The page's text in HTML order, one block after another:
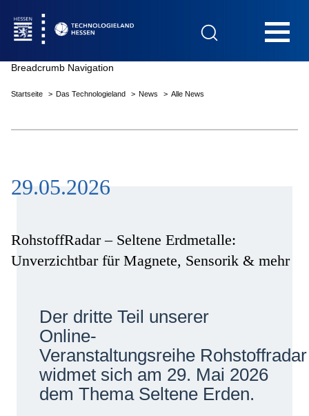
Das Technologieland
Innovationsfelder
Netzwerke
Breadcrumb Navigation
Startseite Das Technologieland News Alle News
29.05.2026
RohstoffRadar – Seltene Erdmetalle:
Unverzichtbar für Magnete, Sensorik & mehr
Der dritte Teil unserer
Online-
Veranstaltungsreihe Rohstoffradar
widmet sich am 29. Mai 2026
dem Thema Seltene Erden.